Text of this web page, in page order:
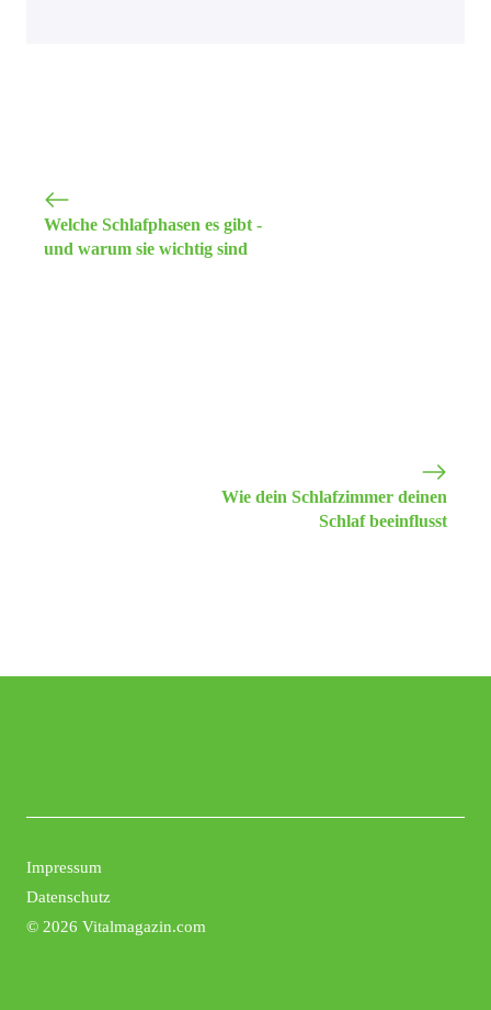
Welche Schlafphasen es gibt -
und warum sie wichtig sind
Wie dein Schlafzimmer deinen
Schlaf beeinflusst
© 2026 Vitalmagazin.com
Impressum
Datenschutz